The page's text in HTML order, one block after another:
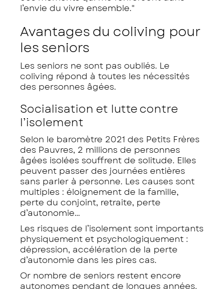
l’envie du vivre ensemble."
Avantages du coliving pour
les seniors
Les seniors ne sont pas oubliés. Le
coliving répond à toutes les nécessités
des personnes âgées.
Socialisation et lutte contre
l’isolement
Selon le baromètre 2021 des Petits Frères
des Pauvres, 2 millions de personnes
âgées isolées souffrent de solitude. Elles
peuvent passer des journées entières
sans parler à personne. Les causes sont
multiples : éloignement de la famille,
perte du conjoint, retraite, perte
d’autonomie…
Les risques de l’isolement sont importants
physiquement et psychologiquement :
dépression, accélération de la perte
d’autonomie dans les pires cas.
Or nombre de seniors restent encore
autonomes pendant de longues années.